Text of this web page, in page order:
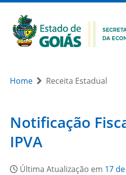
Home Receita Estadual
Notificação
IPVA
Última Atualização em 17